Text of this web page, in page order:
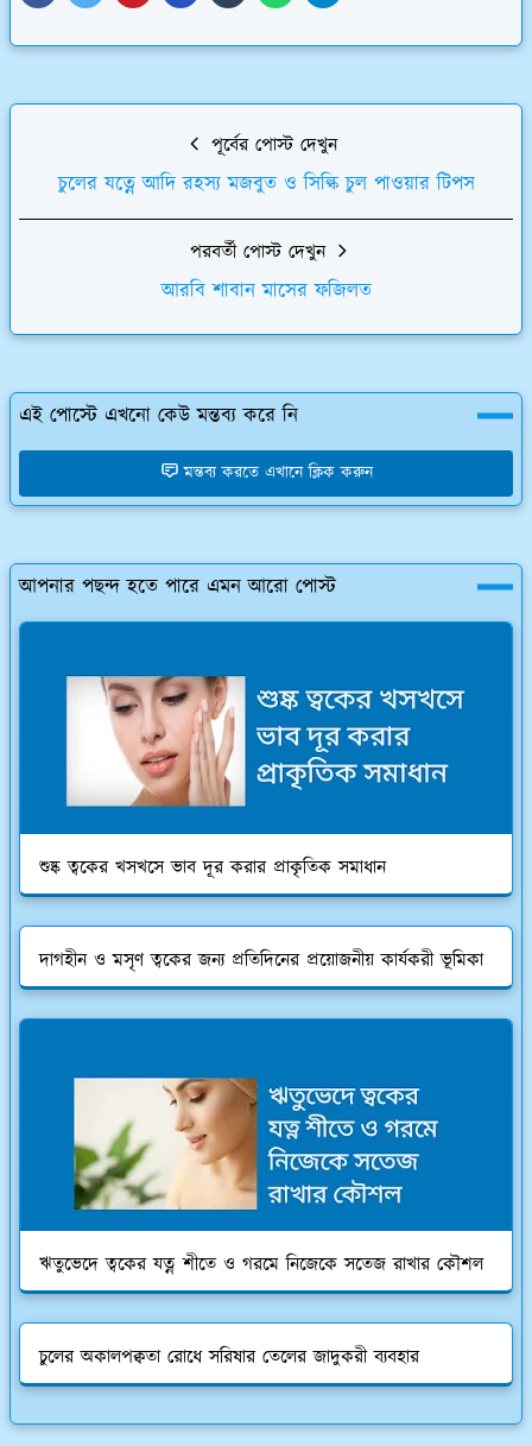
পূর্বের পোস্ট দেখুন
চুলের যত্নে আদি রহস্য মজবুত ও সিল্কি চুল পাওয়ার টিপস
পরবর্তী পোস্ট দেখুন
আরবি শাবান মাসের ফজিলত
এই পোস্টে এখনো কেউ মন্তব্য করে নি
মন্তব্য করতে এখানে ক্লিক করুন
আপনার পছন্দ হতে পারে এমন আরো পোস্ট
শুষ্ক ত্বকের খসখসে ভাব দূর করার প্রাকৃতিক সমাধান
দাগহীন ও মসৃণ ত্বকের জন্য প্রতিদিনের প্রয়োজনীয় কার্যকরী ভূমিকা
ঋতুভেদে ত্বকের যত্ন শীতে ও গরমে নিজেকে সতেজ রাখার কৌশল
চুলের অকালপক্বতা রোধে সরিষার তেলের জাদুকরী ব্যবহার